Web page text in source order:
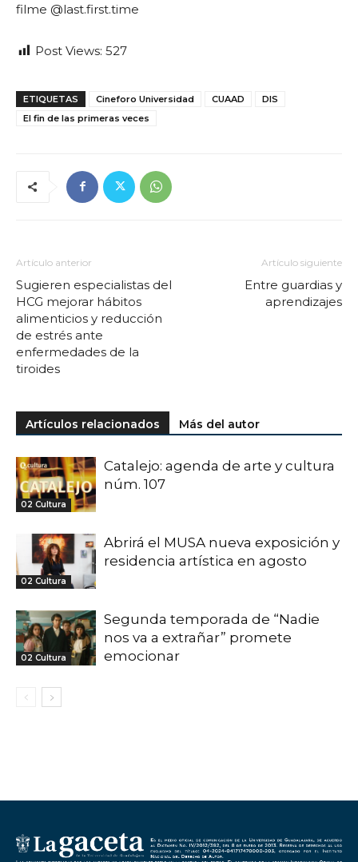
filme @last.first.time
Post Views: 527
ETIQUETAS Cineforo Universidad CUAAD
DIS
El fin de las primeras veces
Artículo anterior
Sugieren especialistas del
HCG mejorar hábitos
alimenticios y reducción
de estrés ante
enfermedades de la
tiroides
Artículo siguiente
Entre guardias y
aprendizajes
Artículos relacionados Más del autor
02 Cultura
Catalejo: agenda de arte y cultura
núm. 107
02 Cultura
Abrirá el MUSA nueva exposición y
residencia artística en agosto
02 Cultura
Segunda temporada de “Nadie
nos va a extrañar” promete
emocionar